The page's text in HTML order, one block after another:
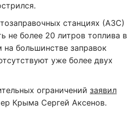
станциях (АЗС)
не более 20 литров топлива в
большинстве заправок
уже более двух
ограничений заявил
Крыма Сергей Аксенов.